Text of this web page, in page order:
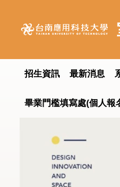
招生資訊 最新消息
畢業門檻填寫處(個人報